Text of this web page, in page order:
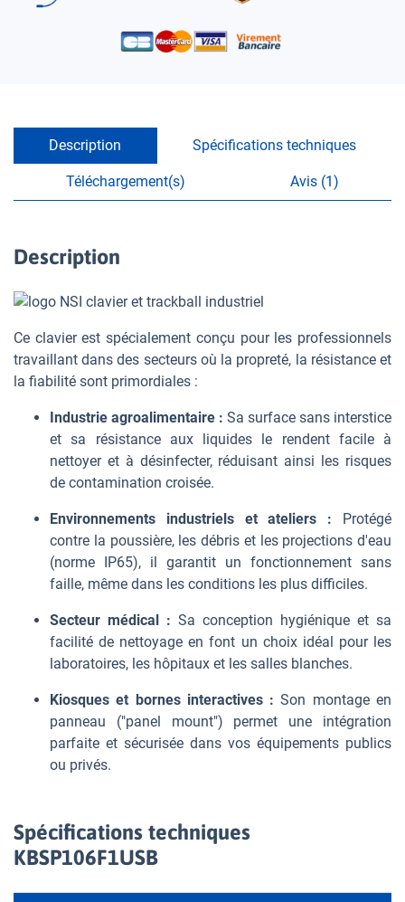
Description Spécifications techniques
Téléchargement(s) Avis (1)
Description
Ce clavier est spécialement conçu pour les professionnels
travaillant dans des secteurs où la propreté, la résistance et
la fiabilité sont primordiales :
Industrie agroalimentaire : Sa surface sans interstice
et sa résistance aux liquides le rendent facile à
nettoyer et à désinfecter, réduisant ainsi les risques
de contamination croisée.
Environnements industriels et ateliers : Protégé
contre la poussière, les débris et les projections d'eau
(norme IP65), il garantit un fonctionnement sans
faille, même dans les conditions les plus difficiles.
Secteur médical : Sa conception hygiénique et sa
facilité de nettoyage en font un choix idéal pour les
laboratoires, les hôpitaux et les salles blanches.
Kiosques et bornes interactives : Son montage en
panneau ("panel mount") permet une intégration
parfaite et sécurisée dans vos équipements publics
ou privés.
Spécifications techniques
KBSP106F1USB